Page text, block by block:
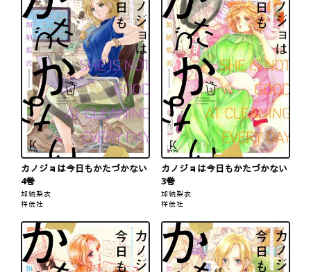
カノジョは今日もかたづかない
4巻
加納梨衣
祥伝社
カノジョは今日もかたづかない
3巻
加納梨衣
祥伝社